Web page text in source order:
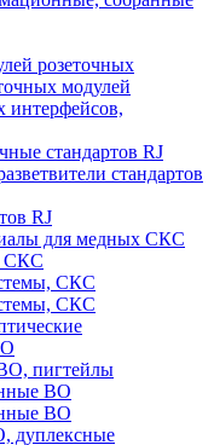
розеточных
модулей
интерфейсов,
стандартов RJ
стандартов
RJ
для медных СКС
СКС
СКС
СКС
пигтейлы
ВО
ВО
дуплексные